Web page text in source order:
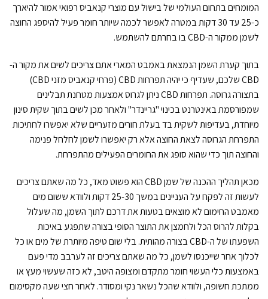
המומחים בתחום העולמי של בישול עם מוצרי קנאביס רפואי אמור להיארך
כ-25 עד 30 דקות במטרה לאפשר לכמה שיותר חומר פעיל להיספג החוצה
לשמן ממקור ה-CBD בו בחרתם להשתמש.
בתוך קערת השמן הנמצאת באמבט המארי אתם צריכים לשים את מקור ה-
CBD שלכם, שעדיף כי יהיה תפרחות CBD (פרחי קנאביס מזני CBD)
בתצורה גרוסה. תפרחות CBD ניתן לגרוס אמצעות מטחנת תבלינים
שמפורסמת באינטרנט בכינוי "גריינדר" ולאחר מכן לשים בתוך שקית סינון
מיוחדת, בעדיפות לשקית בד בעלת חורים מזעריים שלא יאפשרו לחתיכות
התפרחת הגרוסה לצאת החוצה אלא רק יאפשרו לשמן לחלחל פנימה
והחוצה תוך כדי שהוא סופג את החומרים הפעילים מהתפרחת.
מכאן תהליך ההכנה של שמן CBD הוא פשוט מאד, כל מה שאתם צריכים
לעשות זה לפקח על העניינים במשך 25-30 דקות ולוודא ששום מים
מאמבט החימום לא מוצאים בטעות את דרכם לתוך השמן, מה שעלול
בקלות להרוס הכל ולחמצן את התוצר הסופי בצורה שתפגע באיכות
השפעתו של ה-CBD בצורה מהותית. בלי שום טיפה מיותרת של מים או כל
לכלוך אחר שייכנסו לשמן, כל מה שאתם צריכים זה לערבב מדי פעם
באמצעות כלי העשוי חומר מתקדם ומצופה היטב, לא כזה שעשוי מעץ או
ממתכת חשופה, ולוודא שהכל נשאר נקי ומסודר. לאחר חצי שעה מקסימום